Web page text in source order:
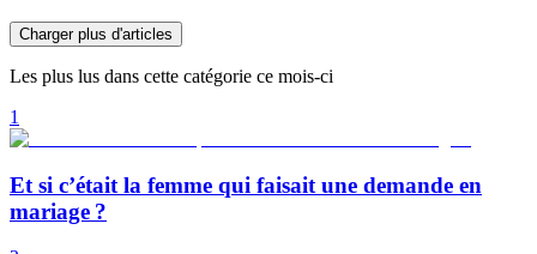
Charger plus d'articles
Les plus lus dans cette catégorie ce mois-ci
1
Et si c’était la femme qui faisait une demande en
mariage ?